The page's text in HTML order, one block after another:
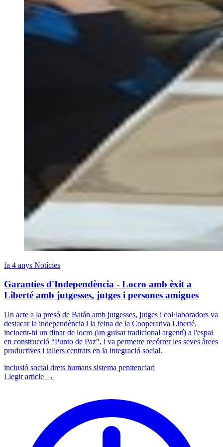
fa 4 anys Notícies
Garanties d'Independència - Locro amb èxit a
Liberté amb jutgesses, jutges i persones amigues
Un acte a la presó de Batán amb jutgesses, jutges i col·laboradors va
destacar la independència i la feina de la Cooperativa Liberté,
incloent-hi un dinar de locro (un guisat tradicional argentí) a l'espai
en construcció “Punto de Paz”, i va permetre recórrer les seves àrees
productives i tallers centrats en la integració social.
inclusió social drets humans sistema penitenciari
Llegir article →